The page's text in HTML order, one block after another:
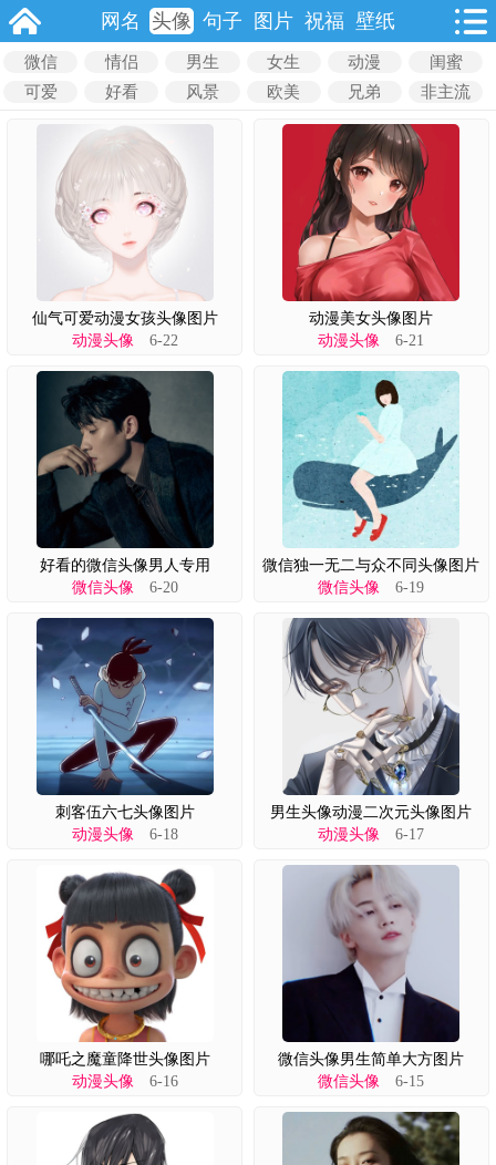
网名 头像 句子 图片 祝福 壁纸
微信 情侣 男生 女生 动漫
闺蜜
可爱
好看 风景 欧美 兄弟 非主流
仙气可爱动漫女孩头像图片
动漫头像6-22
动漫美女头像图片
动漫头像 6-21
好看的微信头像男人专用
微信头像6-20
微信独一无二与众不同头像图片
微信头像 6-19
刺客伍六七头像图片
动漫头像6-18
男生头像动漫二次元头像图片
动漫头像 6-17
哪吒之魔童降世头像图片
动漫头像6-16
微信头像男生简单大方图片
微信头像 6-15